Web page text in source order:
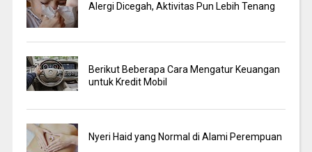
Alergi Dicegah, Aktivitas Pun Lebih Tenang
Berikut Beberapa Cara Mengatur Keuangan
untuk Kredit Mobil
Nyeri Haid yang Normal di Alami Perempuan